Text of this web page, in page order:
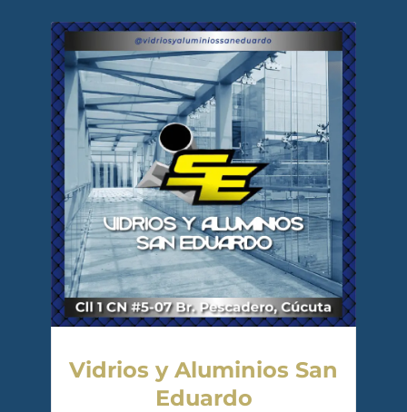
Vidrios y Aluminios San
Eduardo